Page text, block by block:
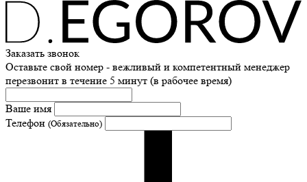
Заказать звонок
Оставьте свой номер - вежливый и компетентный менеджер
перезвонит в течение 5 минут (в рабочее время)
Ваше имя
Телефон (Обязательно)